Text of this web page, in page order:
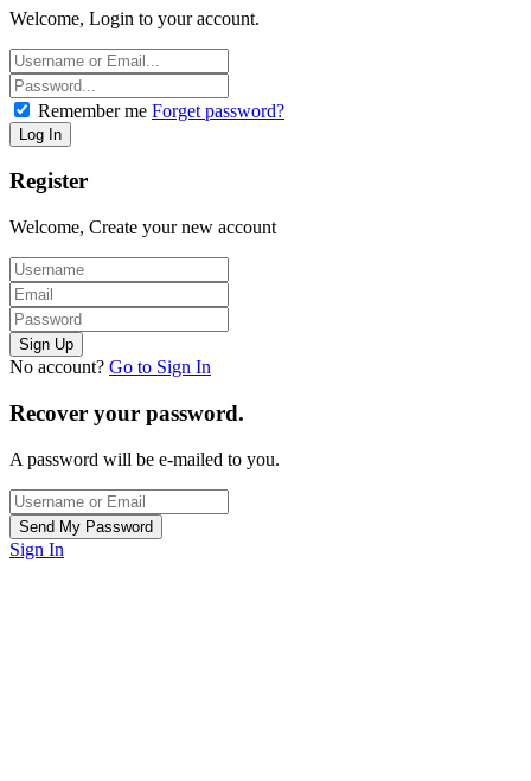
Welcome, Login to your account.
Remember me Forget password?
Register
Welcome, Create your new account
No account? Go to Sign In
Recover your password.
A password will be e-mailed to you.
Sign In